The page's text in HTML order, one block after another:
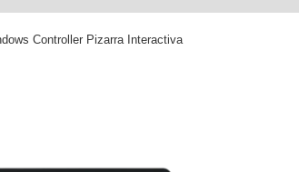
Controller Pizarra Interactiva